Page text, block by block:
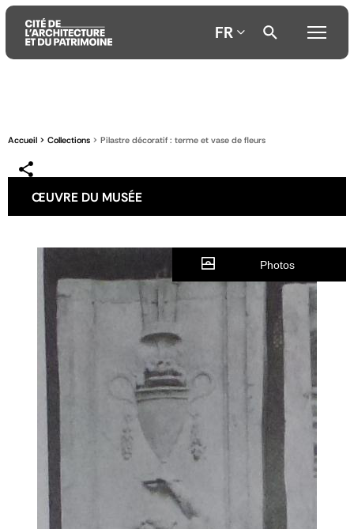
contenu
menu
la
FR
Accueil Collections Pilastre décoratif : terme et vase de fleurs
ŒUVRE DU MUSÉE
Photos